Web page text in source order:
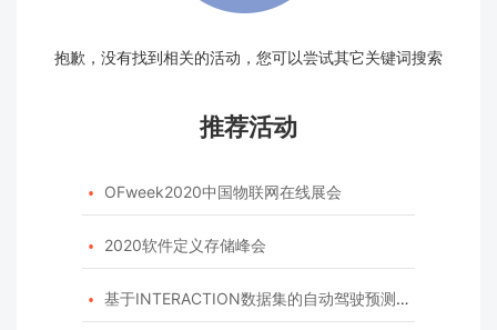
抱歉，没有找到相关的活动，您可以尝试其它关键词搜索
推荐活动
 OFweek2020中国物联网在线展会
 2020软件定义存储峰会
 基于INTERACTION数据集的自动驾驶预测模型挑战赛